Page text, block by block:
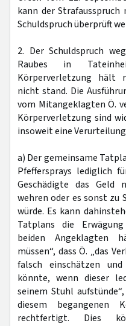
kann der
Schuldspruch überprüft
2. Der Schuldspruch
Raubes in
Körperverletzung hält
nicht stand. Die
vom Mitangeklagten Ö.
Körperverletzung sind
insoweit eine
a) Der gemeinsame
Pfeffersprays lediglich
Geschädigte das Geld
wehren oder es sonst zu
würde. Es kann
Tatplans die
beiden Angeklagten
müssen“, dass Ö. „das
falsch einschätzen
könnte, wenn dieser
seinem Stuhl
diesem begangenen
rechtfertigt. Dies